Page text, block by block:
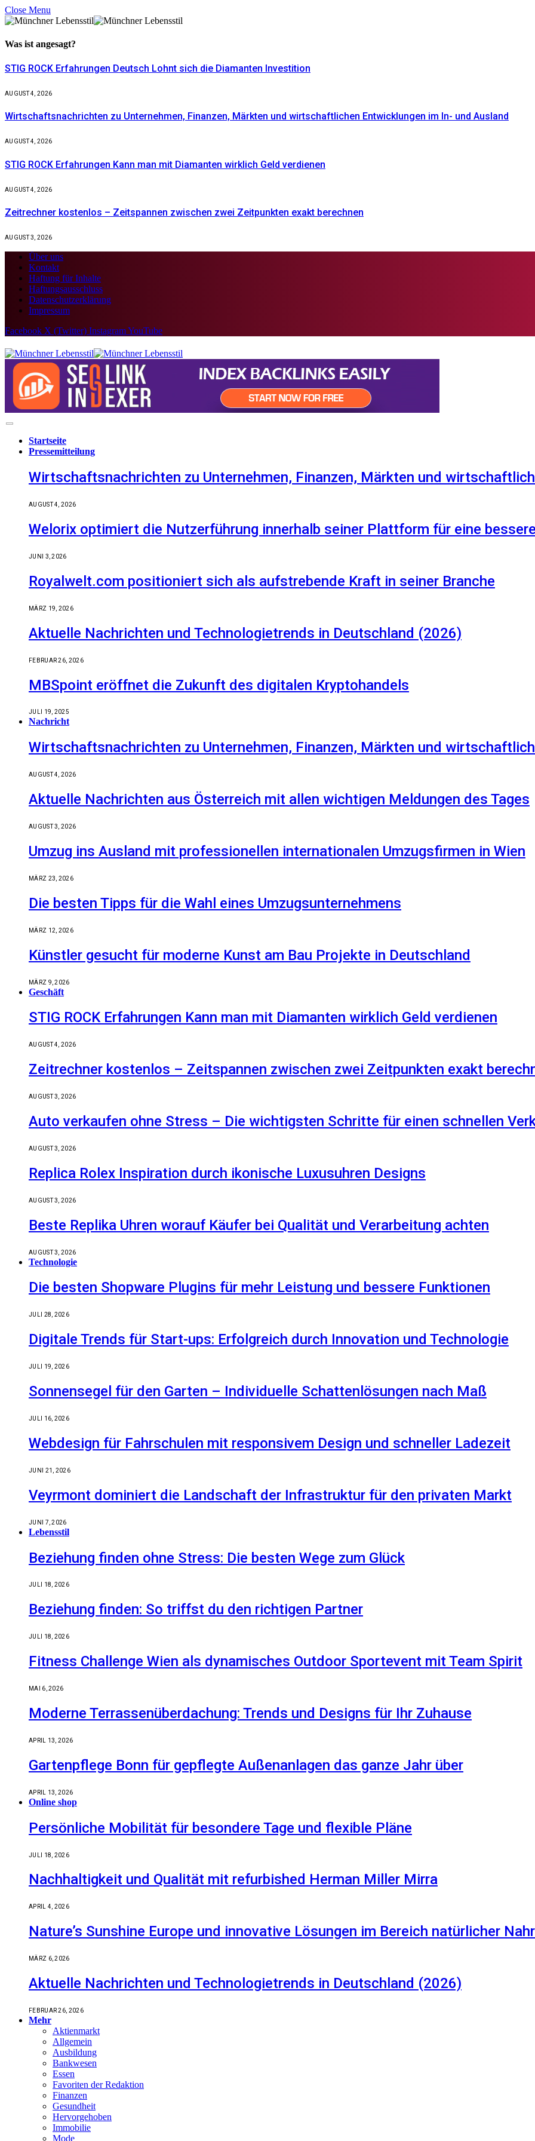
Close Menu
Was ist angesagt?
STIG ROCK Erfahrungen Deutsch Lohnt sich die Diamanten Investition
AUGUST 4, 2026
Wirtschaftsnachrichten zu Unternehmen, Finanzen, Märkten und wirtschaftlichen Entwicklungen im In- und Ausland
AUGUST 4, 2026
STIG ROCK Erfahrungen Kann man mit Diamanten wirklich Geld verdienen
AUGUST 4, 2026
Zeitrechner kostenlos – Zeitspannen zwischen zwei Zeitpunkten exakt berechnen
AUGUST 3, 2026
Über uns
Kontakt
Haftung für Inhalte
Haftungsausschluss
Datenschutzerklärung
Impressum
Facebook X (Twitter) InstagramYouTube
Startseite
Pressemitteilung
Wirtschaftsnachrichten zu Unternehmen, Finanzen, Märkten und
AUGUST 4, 2026
Welorix optimiert die Nutzerführung innerhalb seiner Plattform für eine
JUNI 3, 2026
Royalwelt.com positioniert sich als aufstrebende Kraft in seiner Branche
MÄRZ 19, 2026
Aktuelle Nachrichten und Technologietrends in Deutschland (2026)
FEBRUAR 26, 2026
MBSpoint eröffnet die Zukunft des digitalen Kryptohandels
JULI 19, 2025
Nachricht
Wirtschaftsnachrichten zu Unternehmen, Finanzen, Märkten und
AUGUST 4, 2026
Aktuelle Nachrichten aus Österreich mit allen wichtigen Meldungen des Tages
AUGUST 3, 2026
Umzug ins Ausland mit professionellen internationalen Umzugsfirmen in Wien
MÄRZ 23, 2026
Die besten Tipps für die Wahl eines Umzugsunternehmens
MÄRZ 12, 2026
Künstler gesucht für moderne Kunst am Bau Projekte in Deutschland
MÄRZ 9, 2026
Geschäft
STIG ROCK Erfahrungen Kann man mit Diamanten wirklich Geld verdienen
AUGUST 4, 2026
Zeitrechner kostenlos – Zeitspannen zwischen zwei Zeitpunkten exakt
AUGUST 3, 2026
Auto verkaufen ohne Stress – Die wichtigsten Schritte für einen schnellen
AUGUST 3, 2026
Replica Rolex Inspiration durch ikonische Luxusuhren Designs
AUGUST 3, 2026
Beste Replika Uhren worauf Käufer bei Qualität und Verarbeitung achten
AUGUST 3, 2026
Technologie
Die besten Shopware Plugins für mehr Leistung und bessere Funktionen
JULI 28, 2026
Digitale Trends für Start-ups: Erfolgreich durch Innovation und Technologie
JULI 19, 2026
Sonnensegel für den Garten – Individuelle Schattenlösungen nach Maß
JULI 16, 2026
Webdesign für Fahrschulen mit responsivem Design und schneller Ladezeit
JUNI 21, 2026
Veyrmont dominiert die Landschaft der Infrastruktur für den privaten Markt
JUNI 7, 2026
Lebensstil
Beziehung finden ohne Stress: Die besten Wege zum Glück
JULI 18, 2026
Beziehung finden: So triffst du den richtigen Partner
JULI 18, 2026
Fitness Challenge Wien als dynamisches Outdoor Sportevent mit Team Spirit
MAI 6, 2026
Moderne Terrassenüberdachung: Trends und Designs für Ihr Zuhause
APRIL 13, 2026
Gartenpflege Bonn für gepflegte Außenanlagen das ganze Jahr über
APRIL 13, 2026
Online shop
Persönliche Mobilität für besondere Tage und flexible Pläne
JULI 18, 2026
Nachhaltigkeit und Qualität mit refurbished Herman Miller Mirra
APRIL 4, 2026
Nature’s Sunshine Europe und innovative Lösungen im Bereich natürlicher
MÄRZ 6, 2026
Aktuelle Nachrichten und Technologietrends in Deutschland (2026)
FEBRUAR 26, 2026
Mehr
Aktienmarkt
Allgemein
Ausbildung
Bankwesen
Essen
Favoriten der Redaktion
Finanzen
Gesundheit
Hervorgehoben
Immobilie
Mode